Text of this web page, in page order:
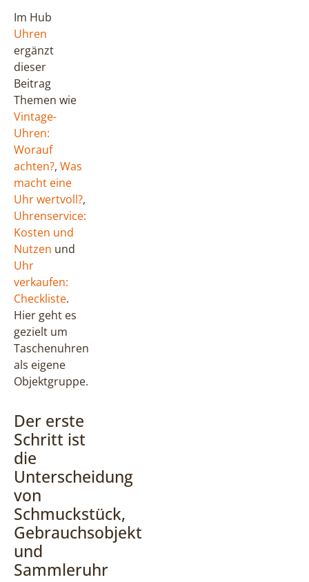
Im Hub
Uhren
ergänzt
dieser
Beitrag
Themen wie
Vintage-
Uhren:
Worauf
achten?, Was
macht eine
Uhr wertvoll?,
Uhrenservice:
Kosten und
Nutzen und
Uhr
verkaufen:
Checkliste.
Hier geht es
gezielt um
Taschenuhren
als eigene
Objektgruppe.
Der erste
Schritt ist
die
Unterscheidung
von
Schmuckstück,
Gebrauchsobjekt
und
Sammleruhr